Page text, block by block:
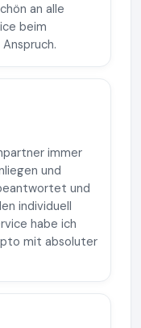
an alle
beim
immer
und
und
individuell
habe ich
mit absoluter